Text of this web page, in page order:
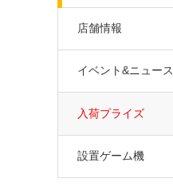
店舗情報
イベント&ニュース
入荷プライズ
設置ゲーム機